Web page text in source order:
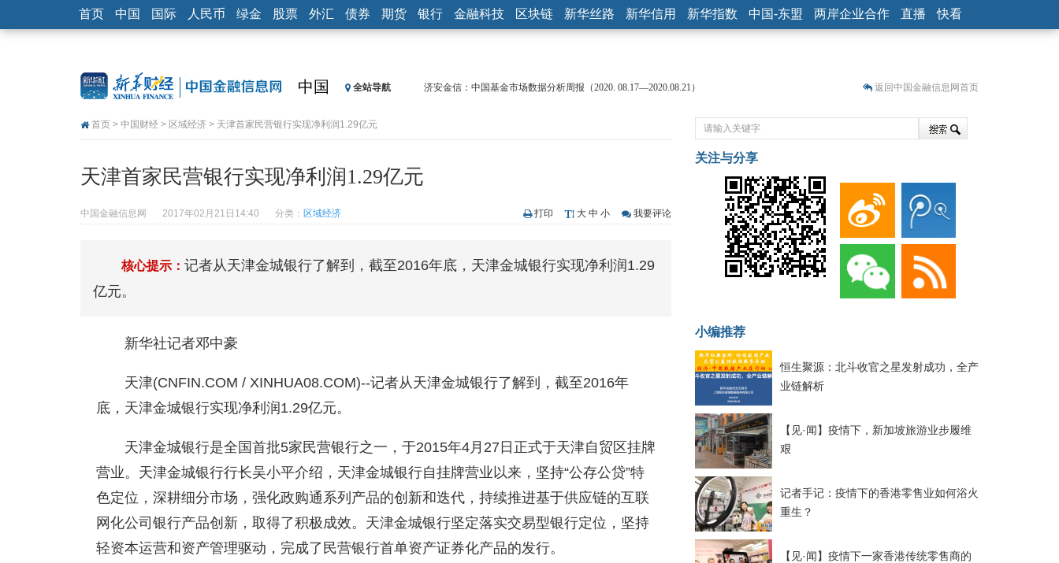
首页 中国 国际 人民币 绿金 股票 外汇 债券 期货 银行 金融科技 区块链 新华丝路 新华信用 新华指数 中国-东盟 两岸企业合作 直播 快看
中国 全站导航
济安金信：中国基金市场数据分析周报（2020. 08.17—2020.08.21）
央行公开市场净投放300亿元 短端资金利率明显下行
恒生聚源：北斗收官之星发射成功，全产业链解析
返回中国金融信息网首页
首页 > 中国财经 > 区域经济 > 天津首家民营银行实现净利润1.29亿元
天津首家民营银行实现净利润1.29亿元
中国金融信息网 2017年02月21日14:40 分类： 区域经济 打印 大 中 小 我要评论
核心提示： 记者从天津金城银行了解到，截至2016年底，天津金城银行实现净利润1.29
亿元。
新华社记者邓中豪
天津(CNFIN.COM / XINHUA08.COM)--记者从天津金城银行了解到，截至2016年
底，天津金城银行实现净利润1.29亿元。
天津金城银行是全国首批5家民营银行之一，于2015年4月27日正式于天津自贸区挂牌
营业。天津金城银行行长吴小平介绍，天津金城银行自挂牌营业以来，坚持“公存公贷”特
色定位，深耕细分市场，强化政购通系列产品的创新和迭代，持续推进基于供应链的互联
网化公司银行产品创新，取得了积极成效。天津金城银行坚定落实交易型银行定位，坚持
轻资本运营和资产管理驱动，完成了民营银行首单资产证券化产品的发行。
关注与分享
小编推荐
恒生聚源：北斗收官之星发射成功，全产
业链解析
【见·闻】疫情下，新加坡旅游业步履维
艰
记者手记：疫情下的香港零售业如何浴火
重生？
【见·闻】疫情下一家香港传统零售商的